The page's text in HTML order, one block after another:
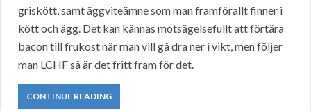
griskött, samt äggviteämne som man framförallt finner i
kött och ägg. Det kan kännas motsägelsefullt att förtära
bacon till frukost när man vill gå dra ner i vikt, men följer
man LCHF så är det fritt fram för det.
CONTINUE READING